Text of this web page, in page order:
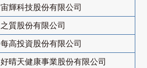
宙輝科技股份有限公司
之質股份有限公司
每高投資股份有限公司
好晴天健康事業股份有限公司